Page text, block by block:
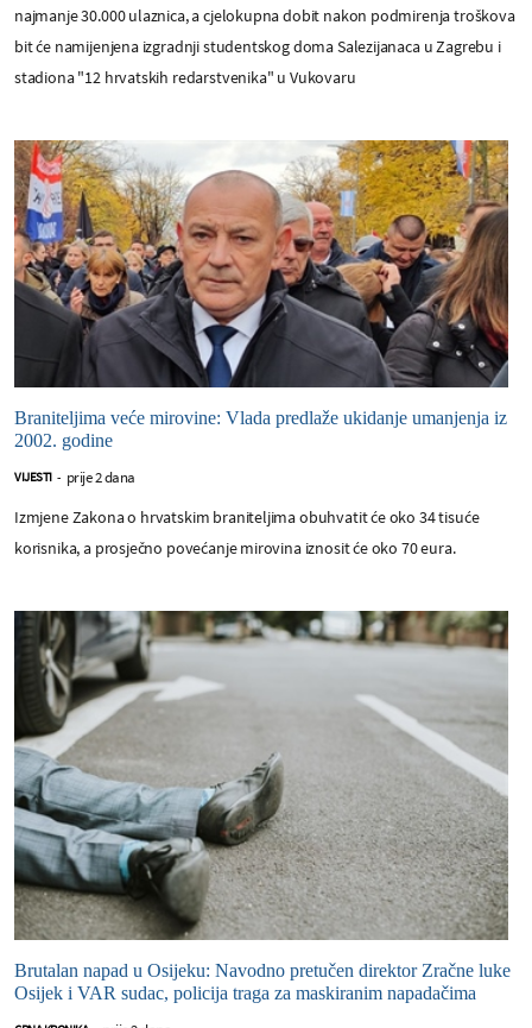
najmanje 30.000 ulaznica, a cjelokupna dobit nakon podmirenja troškova
bit će namijenjena izgradnji studentskog doma Salezijanaca u Zagrebu i
stadiona "12 hrvatskih redarstvenika" u Vukovaru
Braniteljima veće mirovine: Vlada predlaže ukidanje umanjenja iz
2002. godine
VIJESTI - prije 2 dana
Izmjene Zakona o hrvatskim braniteljima obuhvatit će oko 34 tisuće
korisnika, a prosječno povećanje mirovina iznosit će oko 70 eura.
Brutalan napad u Osijeku: Navodno pretučen direktor Zračne luke
Osijek i VAR sudac, policija traga za maskiranim napadačima